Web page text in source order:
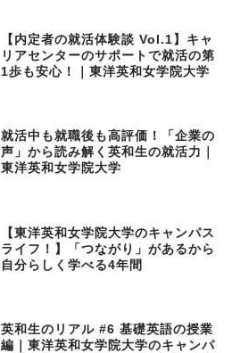
【内定者の就活体験談 Vol.1】キャ
リアセンターのサポートで就活の第
1歩も安心！｜東洋英和女学院大学
就活中も就職後も高評価！「企業の
声」から読み解く英和生の就活力｜
東洋英和女学院大学
【東洋英和女学院大学のキャンパス
ライフ！】「つながり」があるから
自分らしく学べる4年間
英和生のリアル #6 基礎英語の授業
編｜東洋英和女学院大学のキャンパ